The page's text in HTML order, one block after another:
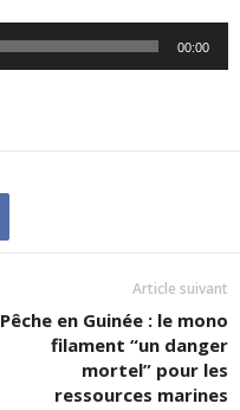
00:00
Article suivant
Pêche en Guinée : le mono
filament “un danger
mortel” pour les
ressources marines